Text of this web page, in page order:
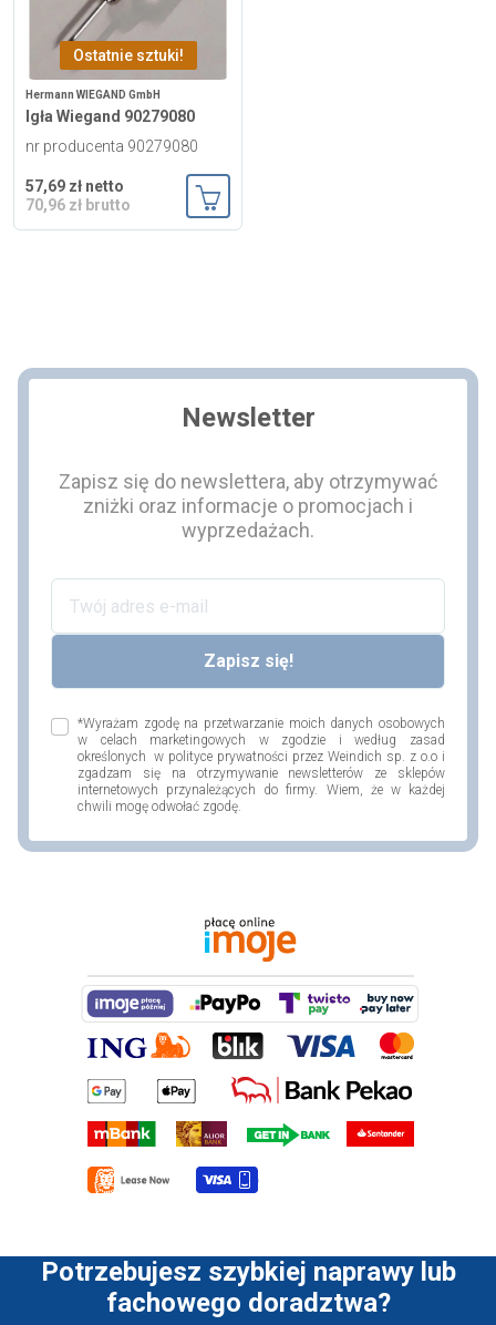
Ostatnie sztuki!
Hermann WIEGAND GmbH
Igła Wiegand 90279080
nr producenta 90279080
57,69 zł netto
70,96 zł brutto
Dodaj do koszyka
Newsletter
Zapisz się do newslettera, aby otrzymywać
zniżki oraz informacje o promocjach i
wyprzedażach.
*Wyrażam zgodę na przetwarzanie moich danych osobowych
w celach marketingowych w zgodzie i według zasad
określonych w polityce prywatności przez Weindich sp. z o.o i
zgadzam się na otrzymywanie newsletterów ze sklepów
internetowych przynależących do firmy. Wiem, że w każdej
chwili mogę odwołać zgodę.
Potrzebujesz szybkiej naprawy lub
fachowego doradztwa?